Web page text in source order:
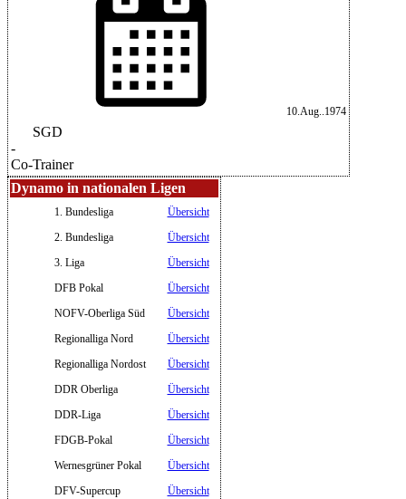
10.Aug..1974
SGD
-
Co-Trainer
Dynamo in nationalen Ligen
1. Bundesliga
Übersicht
2. Bundesliga
Übersicht
3. Liga
Übersicht
DFB Pokal
Übersicht
NOFV-Oberliga Süd
Übersicht
Regionalliga Nord
Übersicht
Regionalliga Nordost
Übersicht
DDR Oberliga
Übersicht
DDR-Liga
Übersicht
FDGB-Pokal
Übersicht
Wernesgrüner Pokal
Übersicht
DFV-Supercup
Übersicht